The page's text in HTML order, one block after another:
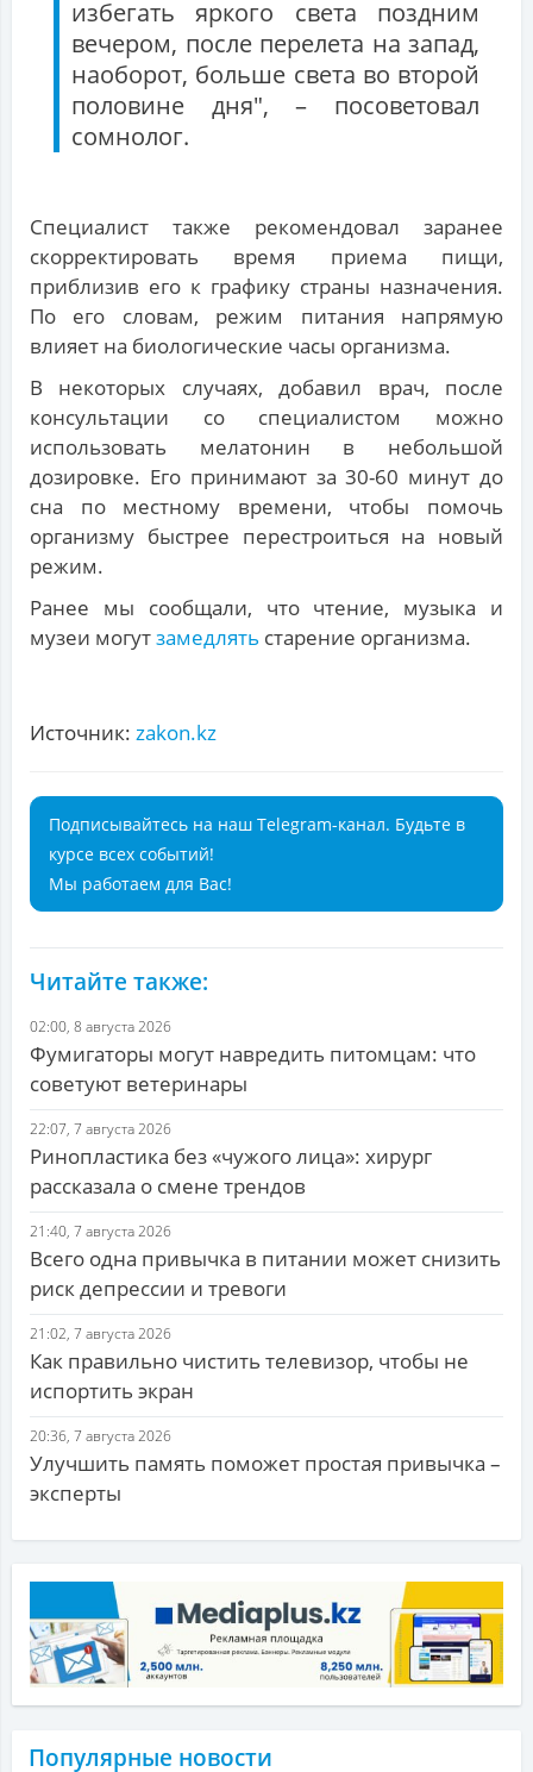
избегать яркого света поздним
вечером, после перелета на запад,
наоборот, больше света во второй
половине дня", – посоветовал
сомнолог.
Специалист также рекомендовал заранее
скорректировать время приема пищи,
приблизив его к графику страны назначения.
По его словам, режим питания напрямую
влияет на биологические часы организма.
В некоторых случаях, добавил врач, после
консультации со специалистом можно
использовать мелатонин в небольшой
дозировке. Его принимают за 30-60 минут до
сна по местному времени, чтобы помочь
организму быстрее перестроиться на новый
режим.
Ранее мы сообщали, что чтение, музыка и
музеи могутзамедлять старение организма.
Источник: zakon.kz
Подписывайтесь на наш Telegram-канал. Будьте в
курсе всех событий!
Мы работаем для Вас!
Читайте также:
02:00, 8 августа 2026
Фумигаторы могут навредить питомцам: что
советуют ветеринары
22:07, 7 августа 2026
Ринопластика без «чужого лица»: хирург
рассказала о смене трендов
21:40, 7 августа 2026
Всего одна привычка в питании может снизить
риск депрессии и тревоги
21:02, 7 августа 2026
Как правильно чистить телевизор, чтобы не
испортить экран
20:36, 7 августа 2026
Улучшить память поможет простая привычка –
эксперты
Популярные новости